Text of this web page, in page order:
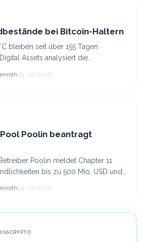
bei Bitcoin-Haltern
bleiben seit über 155 Tagen
Assets analysiert die
trotz Kursverlusten und einem
25. Jul 2026
Poolin beantragt
Poolin meldet Chapter 11
bis zu 500 Mio. USD und
Texas-Standorte für.
24. Jul 2026